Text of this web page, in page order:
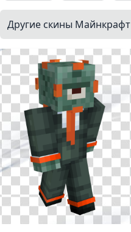
Другие скины Майнкрафт